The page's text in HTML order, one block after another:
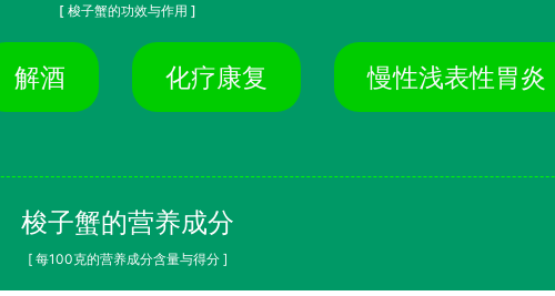
[ 梭子蟹的功效与作用 ]
解酒 化疗康复 慢性浅表性胃炎
梭子蟹的营养成分
[ 每100克的营养成分含量与得分 ]